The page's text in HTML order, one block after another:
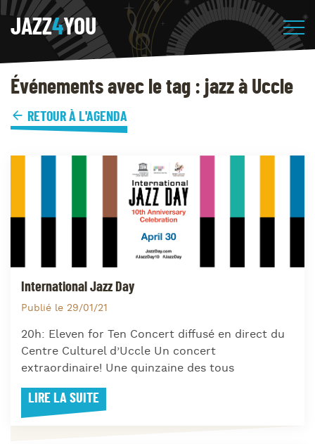
JAZZ4YOU
Événements avec le tag : jazz à Uccle
RETOUR À L'AGENDA
International Jazz Day
Publié le 29/01/21
20h: Eleven for Ten Concert diffusé en direct du
Centre Culturel d’Uccle Un concert
extraordinaire! Une quinzaine des tous
LIRE LA SUITE